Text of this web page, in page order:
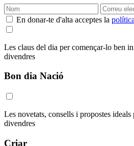
En donar-te d'alta acceptes la
Les claus del dia per començar-lo ben
divendres
Bon dia Nació
Les novetats, consells i propostes ideals
divendres
Criar